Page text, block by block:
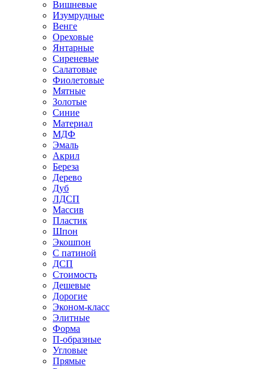
Вишневые
Изумрудные
Венге
Ореховые
Янтарные
Сиреневые
Салатовые
Фиолетовые
Мятные
Золотые
Синие
Материал
МДФ
Эмаль
Акрил
Береза
Дерево
Дуб
ЛДСП
Массив
Пластик
Шпон
Экошпон
С патиной
ДСП
Стоимость
Дешевые
Дорогие
Эконом-класс
Элитные
Форма
П-образные
Угловые
Прямые